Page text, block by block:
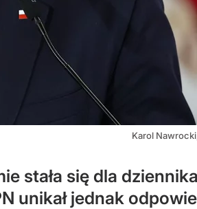
Karol
stała się dla
unikał jednak